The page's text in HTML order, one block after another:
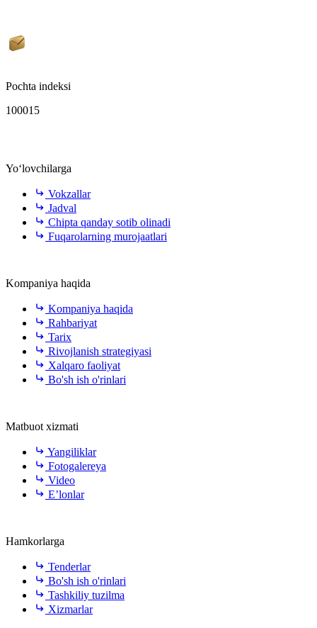
Pochta indeksi
100015
Yo‘lovchilarga
Vokzallar
Jadval
Chipta qanday sotib olinadi
Fuqarolarning murojaatlari
Kompaniya haqida
Kompaniya haqida
Rahbariyat
Tarix
Rivojlanish strategiyasi
Xalqaro faoliyat
Bo'sh ish o'rinlari
Matbuot xizmati
Yangiliklar
Fotogalereya
Video
E’lonlar
Hamkorlarga
Tenderlar
Bo'sh ish o'rinlari
Tashkiliy tuzilma
Xizmarlar